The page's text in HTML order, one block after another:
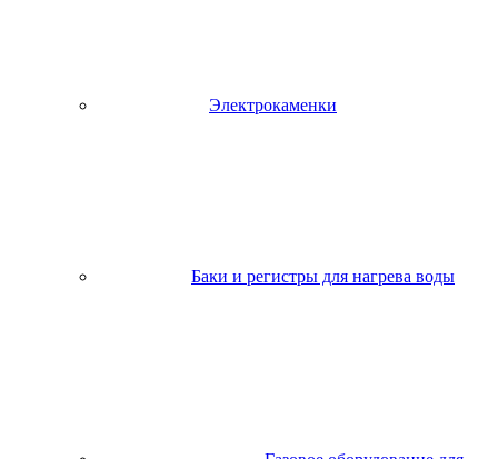
Электрокаменки
Баки и регистры для нагрева воды